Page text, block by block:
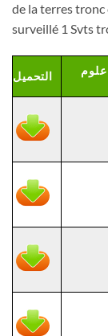
de la terres
surveillé 1 Svts
التحميل